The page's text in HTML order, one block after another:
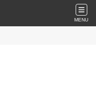
MENU